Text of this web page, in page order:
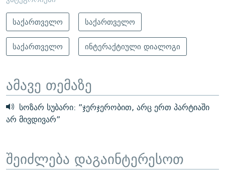
საქართველო
საქართველო
საქართველო
ინტერაქტიული დიალოგი
ამავე თემაზე
სოზარ სუბარი: ”ჯერჯერობით, არც ერთ პარტიაში
არ მივდივარ”
შეიძლება დაგაინტერესოთ